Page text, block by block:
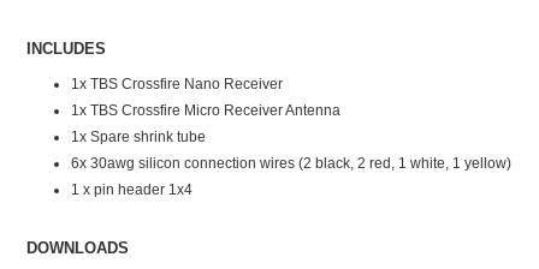
INCLUDES
1x TBS Crossfire Nano Receiver
1x TBS Crossfire Micro Receiver Antenna
1x Spare shrink tube
6x 30awg silicon connection wires (2 black, 2 red, 1 white, 1 yellow)
1 x pin header 1x4
DOWNLOADS